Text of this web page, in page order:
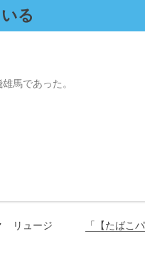
る
馬であった。
リュージ
「【たばこ